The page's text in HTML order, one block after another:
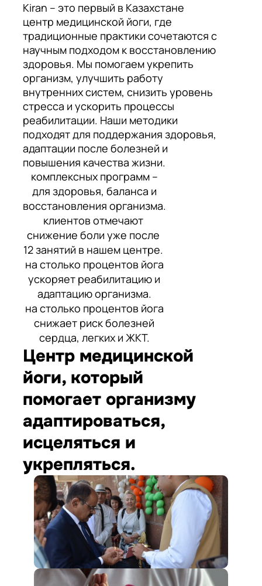
Kiran – это первый в Казахстане
центр медицинской йоги, где
традиционные практики сочетаются с
научным подходом к восстановлению
здоровья. Мы помогаем укрепить
организм, улучшить работу
внутренних систем, снизить уровень
стресса и ускорить процессы
реабилитации. Наши методики
подходят для поддержания здоровья,
адаптации после болезней и
повышения качества жизни.
комплексных программ –
для здоровья, баланса и
восстановления организма.
клиентов отмечают
снижение боли уже после
12 занятий в нашем центре.
на столько процентов йога
ускоряет реабилитацию и
адаптацию организма.
на столько процентов йога
снижает риск болезней
сердца, легких и ЖКТ.
Центр медицинской
йоги, который
помогает организму
адаптироваться,
исцеляться и
укрепляться.